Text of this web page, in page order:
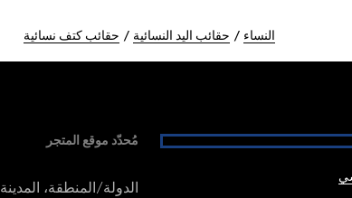
النساء حقائب اليد النسائية حقائب كتف نسائية
مُحدّد موقع المتجر
الدولة/المنطقة، المدينة